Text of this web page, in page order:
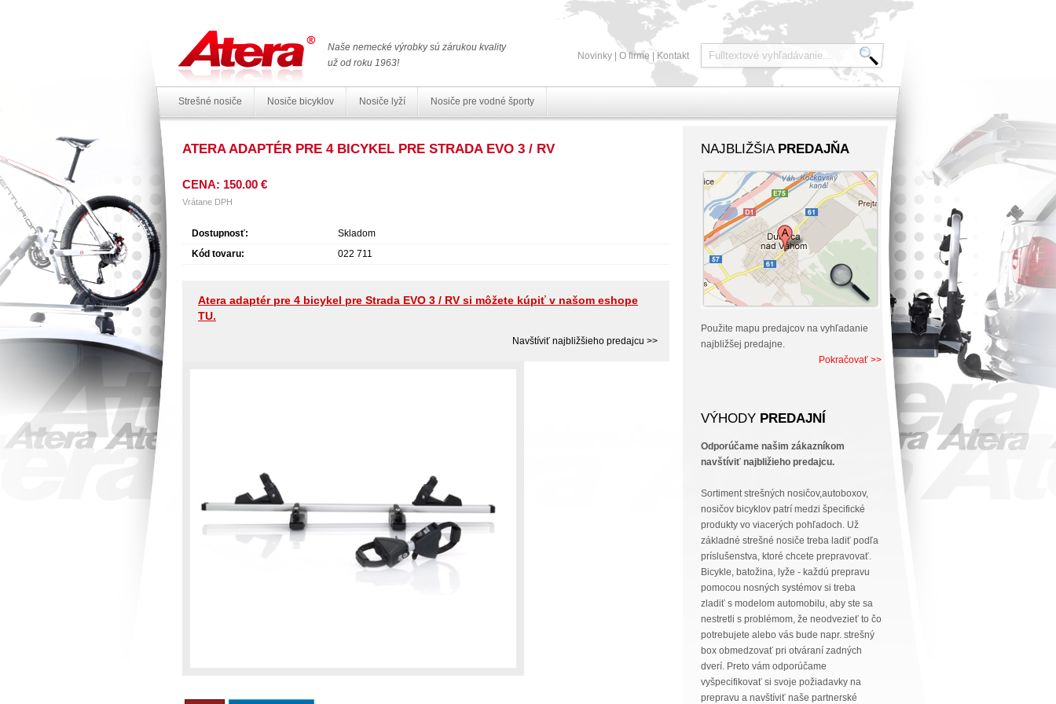
Naše nemecké výrobky sú zárukou kvality
už od roku 1963!
Novinky O firme Kontakt
Strešné nosiče Nosiče bicyklov Nosiče lyží Nosiče pre vodné športy
ATERA ADAPTÉR PRE 4 BICYKEL PRE STRADA EVO 3 / RV
CENA: 150.00 €
Vrátane DPH
Dostupnosť:
Skladom
Kód tovaru:
022 711
Atera adaptér pre 4 bicykel pre Strada EVO 3 / RV si môžete kúpiť v našom eshope
TU.
Navštíviť najbližšieho predajcu >>
NAJBLIŽŠIA PREDAJŇA
Použite mapu predajcov na vyhľadanie
najbližšej predajne.
Pokračovať >>
VÝHODY PREDAJNÍ
Odporúčame našim zákazníkom
navštíviť najbližieho predajcu.
Sortiment strešných nosičov,autoboxov,
nosičov bicyklov patrí medzi špecifické
produkty vo viacerých pohľadoch. Už
základné strešné nosiče treba ladiť podľa
príslušenstva, ktoré chcete prepravovať.
Bicykle, batožina, lyže - každú prepravu
pomocou nosných systémov si treba
zladiť s modelom automobilu, aby ste sa
nestretli s problémom, že neodvezieť to čo
potrebujete alebo vás bude napr. strešný
box obmedzovať pri otváraní zadných
dverí. Preto vám odporúčame
vyšpecifikovať si svoje požiadavky na
prepravu a navštíviť naše partnerské